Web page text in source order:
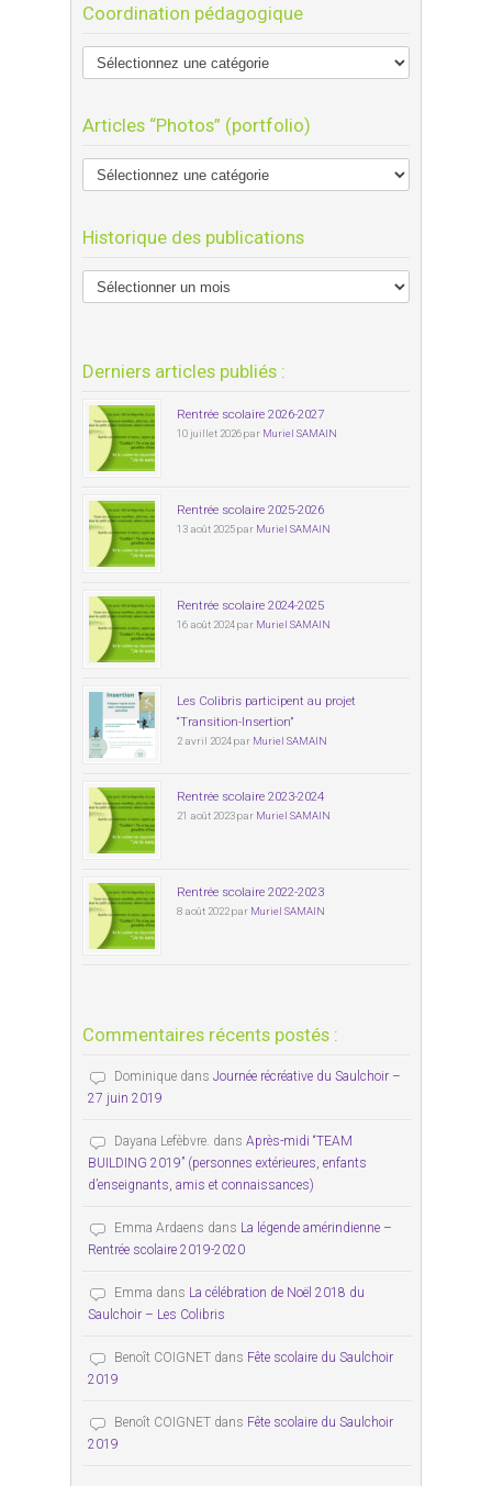
Coordination pédagogique
Articles “Photos” (portfolio)
Historique des publications
Derniers articles publiés :
Rentrée scolaire 2026-2027
10 juillet 2026 par Muriel SAMAIN
Rentrée scolaire 2025-2026
13 août 2025 par Muriel SAMAIN
Rentrée scolaire 2024-2025
16 août 2024 par Muriel SAMAIN
Les Colibris participent au projet
“Transition-Insertion”
2 avril 2024 par Muriel SAMAIN
Rentrée scolaire 2023-2024
21 août 2023 par Muriel SAMAIN
Rentrée scolaire 2022-2023
8 août 2022 par Muriel SAMAIN
Commentaires récents postés :
Dominique dans Journée récréative du Saulchoir –
27 juin 2019
Dayana Lefèbvre. dans Après-midi “TEAM
BUILDING 2019” (personnes extérieures, enfants
d’enseignants, amis et connaissances)
Emma Ardaens dans La légende amérindienne –
Rentrée scolaire 2019-2020
Emma dans La célébration de Noël 2018 du
Saulchoir – Les Colibris
Benoît COIGNET dans Fête scolaire du Saulchoir
2019
Benoît COIGNET dans Fête scolaire du Saulchoir
2019